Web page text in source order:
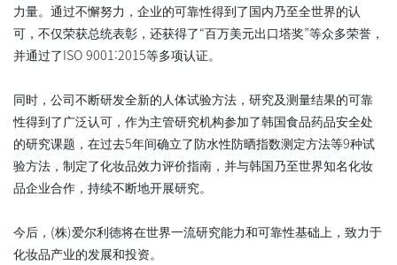
力量。通过不懈努力，企业的可靠性得到了国内乃至全世界的认
可，不仅荣获总统表彰，还获得了“百万美元出口塔奖”等众多荣誉，
并通过了ISO 9001:2015等多项认证。
同时，公司不断研发全新的人体试验方法，研究及测量结果的可靠
性得到了广泛认可，作为主管研究机构参加了韩国食品药品安全处
的研究课题，在过去5年间确立了防水性防晒指数测定方法等9种试
验方法，制定了化妆品效力评价指南，并与韩国乃至世界知名化妆
品企业合作，持续不断地开展研究。
今后，(株)爱尔利德将在世界一流研究能力和可靠性基础上，致力于
化妆品产业的发展和投资。